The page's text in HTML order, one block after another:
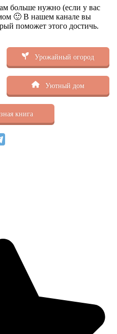
больше нужно (если у вас
🙂 В нашем канале вы
поможет этого достичь.
Урожайный огород
Уютный дом
книга